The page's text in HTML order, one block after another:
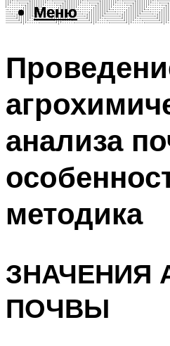
Меню
Меню
анализа
методика
ЗНАЧЕНИЯ
ПОЧВЫ